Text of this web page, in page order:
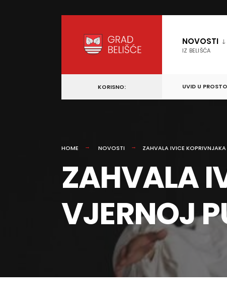
content
NOVOSTI
IZ BELIŠĆA
KORISNO: UVID U
HOME NOVOSTI ZAHVALA IVICE
ZAHVALA
VJERNOJ